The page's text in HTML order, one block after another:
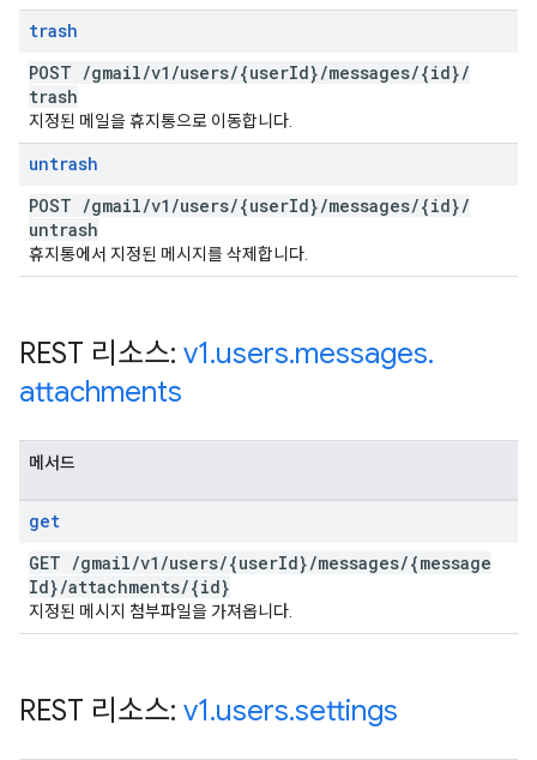
trash
POST /gmail/v1 /users/{userId}/messages/{id}/
trash
지정된 메일을 휴지통으로 이동합니다.
untrash
POST /gmail/v1 /users/{userId}/messages/{id}/
untrash
휴지통에서 지정된 메시지를 삭제합니다.
REST 리소스: v1.users.messages.
attachments
메서드
get
GET /gmail/v1 /users/{userId}/messages/{message
Id}/attachments/{id}
지정된 메시지 첨부파일을 가져옵니다.
REST 리소스: v1.users.settings